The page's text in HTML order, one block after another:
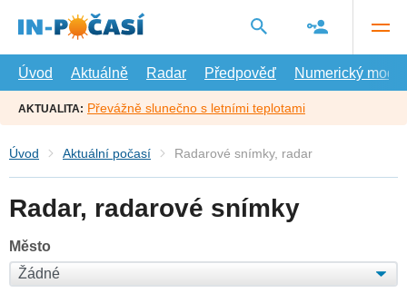
hlavní
Úvod
Aktuálně Radar Předpověď Numerický model
AKTUALITA: Převážně slunečno s letními teplotami
Úvod Aktuální počasí Radarové snímky, radar
Radar, radarové snímky
Město